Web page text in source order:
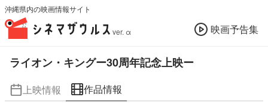
沖縄県内の映画情報サイト
ver. α 映画予告集
ライオン・キングー30周年記念上映ー
上映情報 作品情報